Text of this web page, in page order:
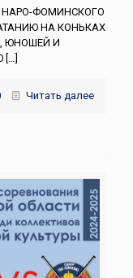
НАРО-ФОМИНСКОГО
НА КОНЬКАХ
ЮНОШЕЙ И
Читать далее